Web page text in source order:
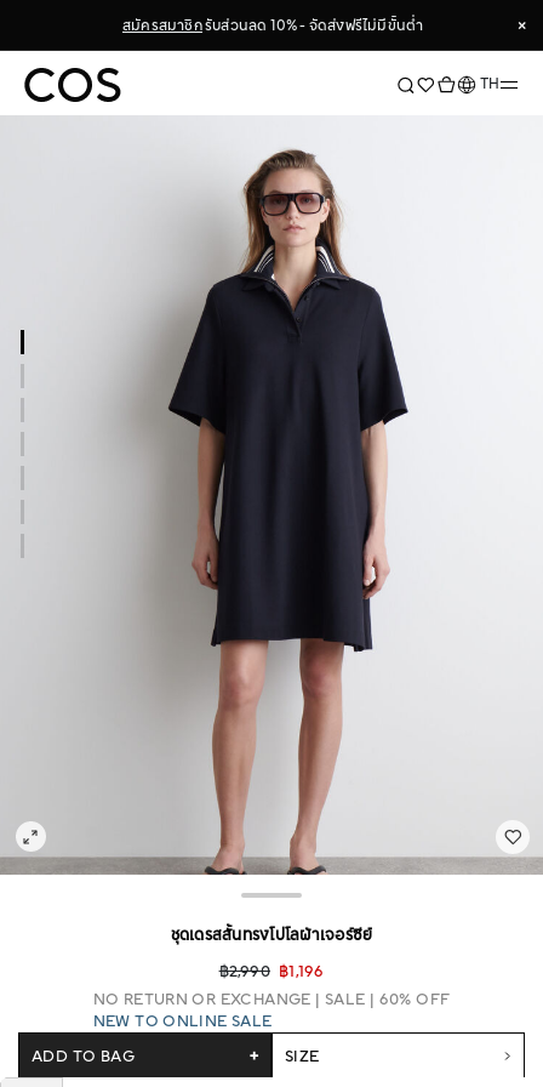
สมัครสมาชิกรับส่วนลด 10% - จัดส่งฟรีไม่มีขั้นต่ำ
×
×
ภาษาTH
ชุดเดรสสั้นทรงโปโลผ้าเจอร์ซีย์
฿2,990 ฿1,196
NO RETURN OR EXCHANGE
SALE | 60% OFF
NEW TO ONLINE SALE
SIZE
ADD TO BAG +